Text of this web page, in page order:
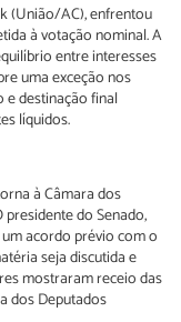
(União/AC), enfrentou
à votação nominal. A
entre interesses
uma exceção nos
e destinação final
líquidos.
à Câmara dos
do Senado,
acordo prévio com o
seja discutida e
mostraram receio das
dos Deputados